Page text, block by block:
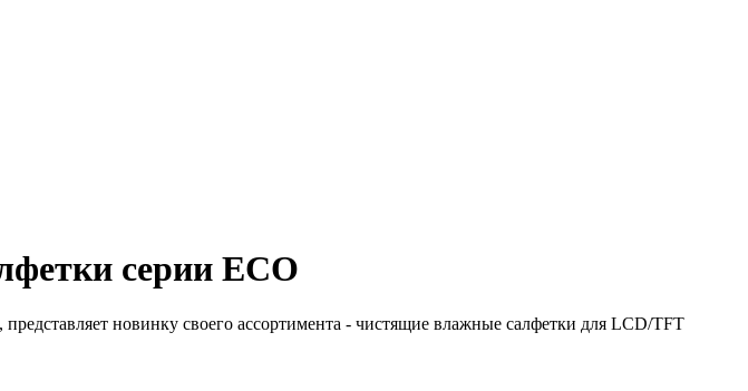
серии ЕСО
новинку своего ассортимента - чистящие влажные салфетки для LCD/TFT